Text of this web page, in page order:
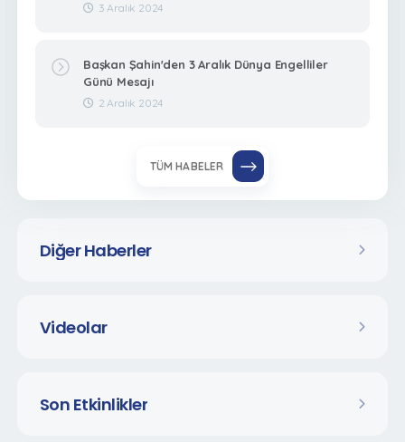
Diğer Haberler
Videolar
Son Etkinlikler
3 Aralık 2024
Başkan Şahin'den 3 Aralık Dünya Engelliler
Günü Mesajı
2 Aralık 2024
TÜM HABELER